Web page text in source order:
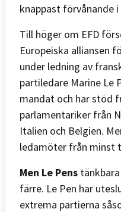
knappast förvånande i
Till höger om EFD
Europeiska alliansen
under ledning av
partiledare Marine Le
mandat och har stöd
parlamentariker från
Italien och Belgien.
ledamöter från minst
Men Le Pens
färre. Le Pen har
extrema partierna